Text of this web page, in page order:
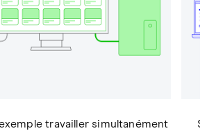
travailler simultanément